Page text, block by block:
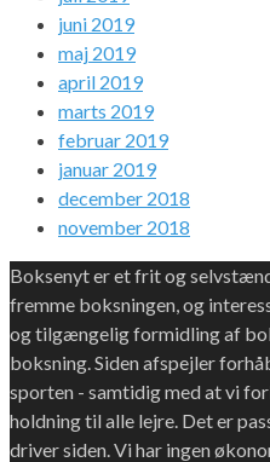
juni 2019
maj 2019
april 2019
marts 2019
februar 2019
januar 2019
december 2018
november 2018
Boksenyt er et frit og
fremme boksningen, og
og tilgængelig formidling af
boksning. Siden afspejler
sporten - samtidig med at vi
holdning til alle lejre. Det er
driver siden. Vi har ingen